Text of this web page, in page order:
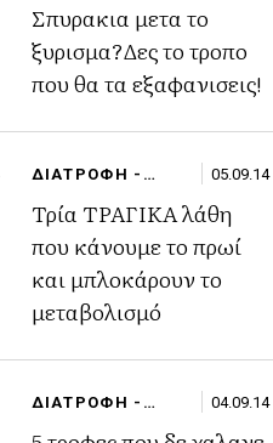
Σπυρακια μετα το
ξυρισμα?Δες το τροπο
που θα τα εξαφανισεις!
ΔΙΑΤΡΟΦΗ -
05.09.14
Τρία ΤΡΑΓΙΚΑ λάθη
που κάνουμε το πρωί
και μπλοκάρουν το
μεταβολισμό
ΔΙΑΤΡΟΦΗ -
04.09.14